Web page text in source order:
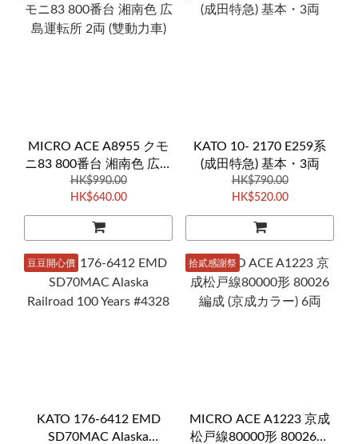
MICRO ACE A8955 クモ
ニ83 800番台 湘南色 広島
運転所 2両 (雙動力車)
HK$990.00
HK$640.00
KATO 10- 2170 E259系
(成田特急) 基本・3両
HK$790.00
HK$520.00
豆豆開心價
KATO 176-6412 EMD
SD70MAC Alaska
拾貳感謝祭
MICRO ACE A1223 京成
松戸線80000形 80026編